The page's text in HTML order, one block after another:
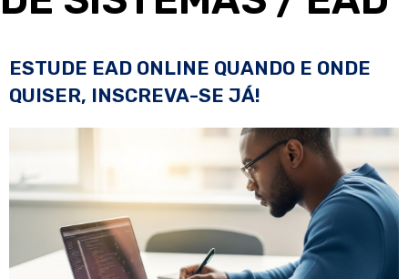
ESTUDE EAD ONLINE QUANDO E ONDE
QUISER, INSCREVA-SE JÁ!